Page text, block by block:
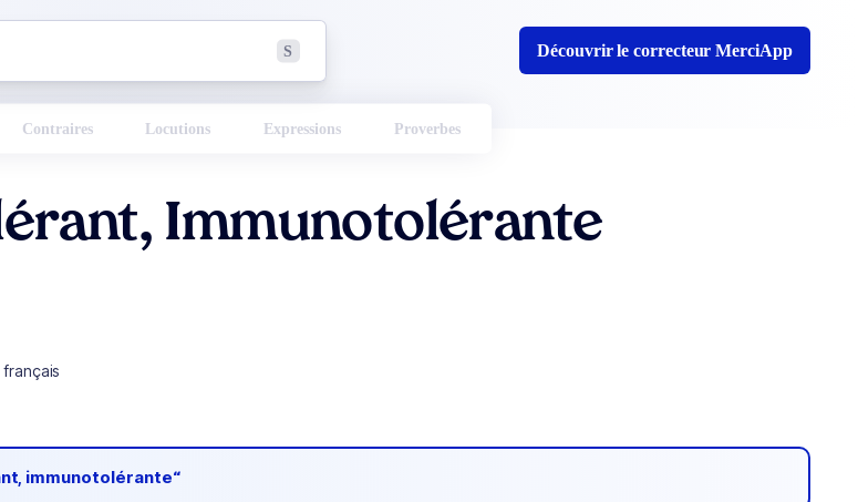
S Découvrir le correcteur MerciApp
Contraires Locutions Expressions Proverbes
Immunotolérante
immunotolérante“